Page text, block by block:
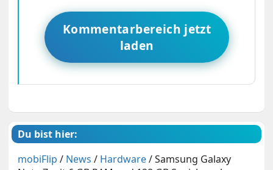
Kommentarbereich jetzt
laden
Du bist hier:
mobiFlip / News / Hardware/Samsung Galaxy